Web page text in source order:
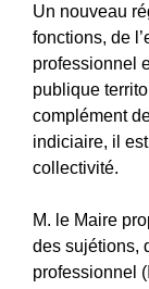
Un nouveau
fonctions, de
professionnel
publique
complément
indiciaire, il
collectivité.
M. le Maire
des sujétions,
professionnel